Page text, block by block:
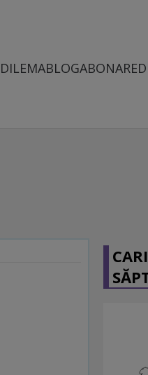
DILEMABLOGABONARE